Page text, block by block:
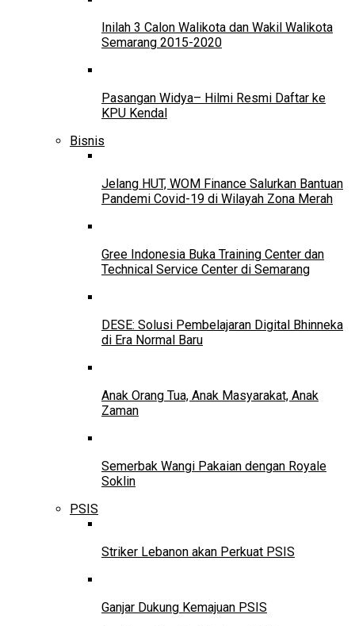
Inilah 3 Calon Walikota dan Wakil Walikota
Semarang 2015-2020
Pasangan Widya– Hilmi Resmi Daftar ke
KPU Kendal
Bisnis
Jelang HUT, WOM Finance Salurkan Bantuan
Pandemi Covid-19 di Wilayah Zona Merah
Gree Indonesia Buka Training Center dan
Technical Service Center di Semarang
DESE: Solusi Pembelajaran Digital Bhinneka
di Era Normal Baru
Anak Orang Tua, Anak Masyarakat, Anak
Zaman
Semerbak Wangi Pakaian dengan Royale
Soklin
PSIS
Striker Lebanon akan Perkuat PSIS
Ganjar Dukung Kemajuan PSIS